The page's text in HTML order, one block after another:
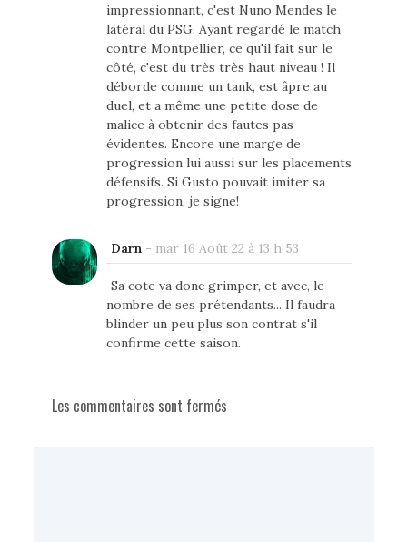
impressionnant, c'est Nuno Mendes le
latéral du PSG. Ayant regardé le match
contre Montpellier, ce qu'il fait sur le
côté, c'est du très très haut niveau ! Il
déborde comme un tank, est âpre au
duel, et a même une petite dose de
malice à obtenir des fautes pas
évidentes. Encore une marge de
progression lui aussi sur les placements
défensifs. Si Gusto pouvait imiter sa
progression, je signe!
Darn - mar 16 Août 22 à 13 h 53
Sa cote va donc grimper, et avec, le
nombre de ses prétendants... Il faudra
blinder un peu plus son contrat s'il
confirme cette saison.
Les commentaires sont fermés